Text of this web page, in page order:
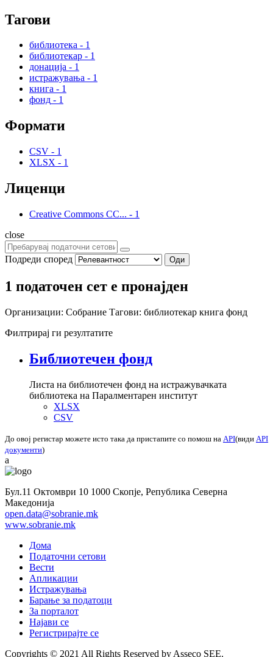
Тагови
библиотека - 1
библиотекар - 1
донација - 1
истражувања - 1
книга - 1
фонд - 1
Формати
CSV - 1
XLSX - 1
Лиценци
Creative Commons CC... - 1
close
Подреди според Оди
1 податочен сет е пронајден
Организации: Собрание Тагови: библиотекар книга фонд
Филтрирај ги резултатите
Библиотечен фонд
Листа на библиотечен фонд на истражувачката
библиотека на Паралментарен институт
XLSX
CSV
До овој регистар можете исто така да пристапите со помош на API(види API
документи)
a
Бул.11 Октомври 10 1000 Скопје, Република Северна
Македонија
open.data@sobranie.mk
www.sobranie.mk
Дома
Податочни сетови
Вести
Апликации
Истражувања
Барање за податоци
За порталот
Најави се
Регистрирајте се
Copyrights © 2021 All Rights Reserved by Asseco SEE.